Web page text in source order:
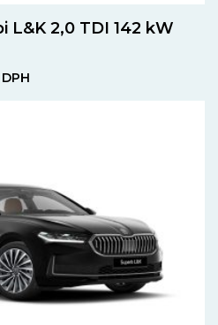
L&K 2,0 TDI 142 kW